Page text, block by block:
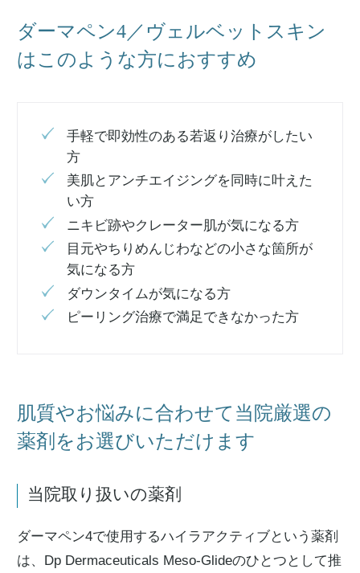
ダーマペン4／ヴェルベットスキン
はこのような方におすすめ
手軽で即効性のある若返り治療がしたい
方
美肌とアンチエイジングを同時に叶えた
い方
ニキビ跡やクレーター肌が気になる方
目元やちりめんじわなどの小さな箇所が
気になる方
ダウンタイムが気になる方
ピーリング治療で満足できなかった方
肌質やお悩みに合わせて当院厳選の
薬剤をお選びいただけます
当院取り扱いの薬剤
ダーマペン4で使用するハイラアクティブという薬剤
は、Dp Dermaceuticals Meso-Glideのひとつとして推